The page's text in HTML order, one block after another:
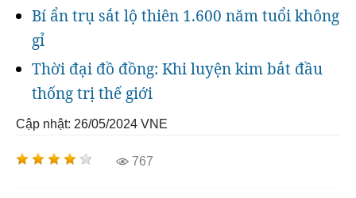
Bí ẩn trụ sắt lộ thiên 1.600 năm tuổi không
gỉ
Thời đại đồ đồng: Khi luyện kim bắt đầu
thống trị thế giới
Cập nhật: 26/05/2024 VNE
767